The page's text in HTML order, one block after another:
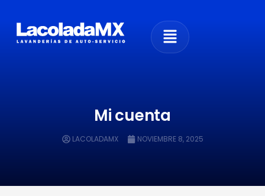
Mi cuenta
LACOLADAMX NOVIEMBRE 8, 2025